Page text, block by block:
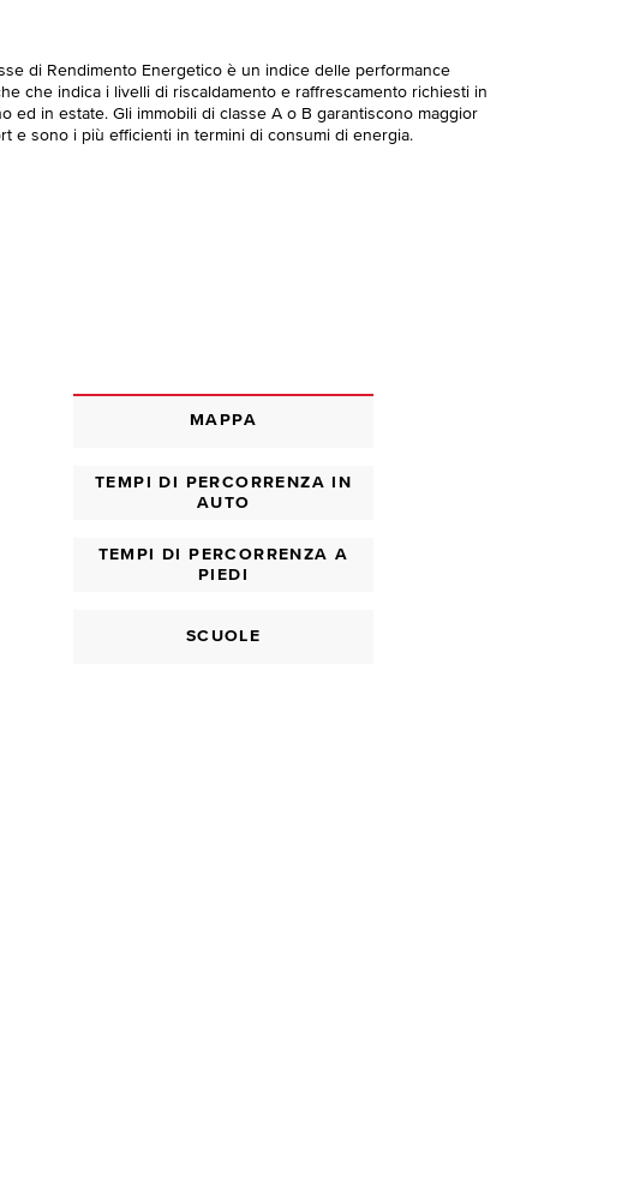
di Rendimento Energetico è un indice delle performance
che indica i livelli di riscaldamento e raffrescamento richiesti in
ed in estate. Gli immobili di classe A o B garantiscono maggior
e sono i più efficienti in termini di consumi di energia.
MAPPA
TEMPI DI PERCORRENZA IN
AUTO
TEMPI DI PERCORRENZA A
PIEDI
SCUOLE